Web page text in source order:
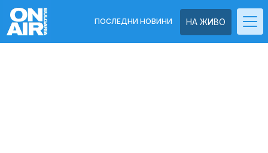
НА ЖИВО
ПОСЛЕДНИ НОВИНИ